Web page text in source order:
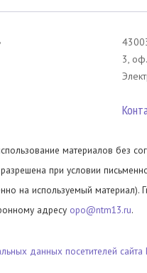
3,
материалов без
при условии
на используемый материал).
адресу opo@ntm13.ru.
данных посетителей